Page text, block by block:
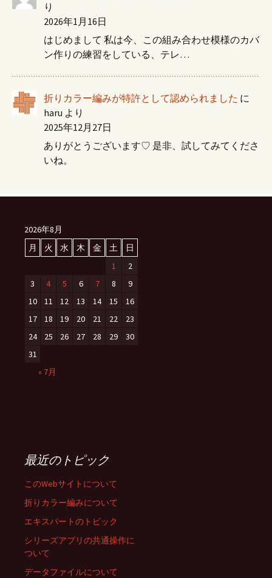
り
2026年1月16日
はじめまして 私は今、この組み合わせ模様のカバ
ン作りの練習をしている、テレ…
折りカラー編みが特許として認められました に
haru より
2025年12月27日
ありがとうございます♡ 是非、試してみてくださ
いね。
2026年8月
月
火 水 木 金 土
日
1
2
3
4 5 6 7 8
9
10
11 12 13 14 15
16
17
18 19 20 21 22
23
24
25 26 27 28 29
30
31
« 7月
最近のトピック
このWebサイトについて
折りカラー編みについて
エキスパートのトピック
シリーズアプリの共通操作に
ついて
データファイルについて